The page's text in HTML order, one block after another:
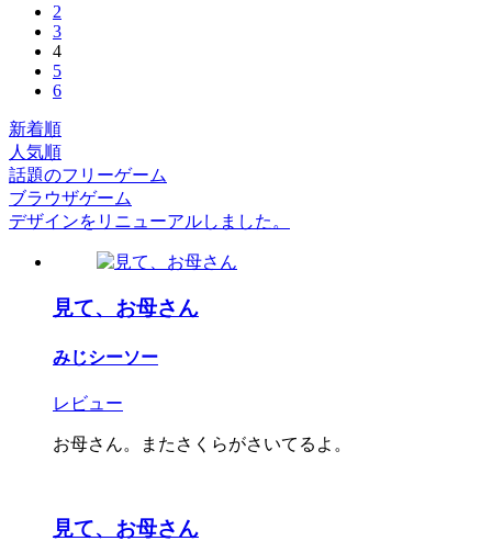
2
3
4
5
6
新着順
人気順
話題のフリーゲーム
ブラウザゲーム
デザインをリニューアルしました。
見て、お母さん
みじシーソー
レビュー
お母さん。またさくらがさいてるよ。
見て、お母さん